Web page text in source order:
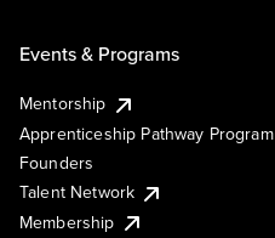
Events & Programs
Mentorship
Apprenticeship Pathway Program
Founders
Talent Network
Membership